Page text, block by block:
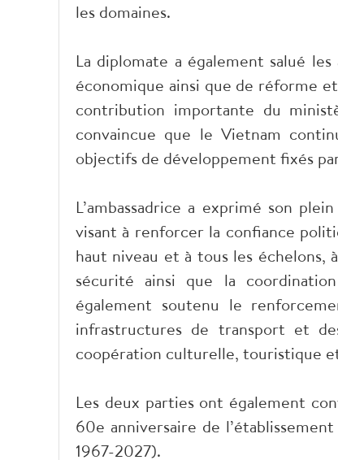
les domaines.
La diplomate a également salué
économique ainsi que de réforme
contribution importante du
convaincue que le Vietnam
objectifs de développement fixés
L’ambassadrice a exprimé son
visant à renforcer la confiance
haut niveau et à tous les
sécurité ainsi que la
également soutenu le
infrastructures de transport et
coopération culturelle, touristique
Les deux parties ont également
60e anniversaire de
1967-2027).